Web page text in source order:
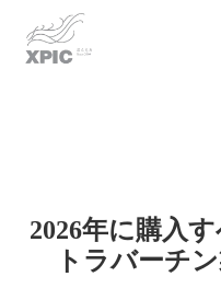
2026年に購入
トラバーチ